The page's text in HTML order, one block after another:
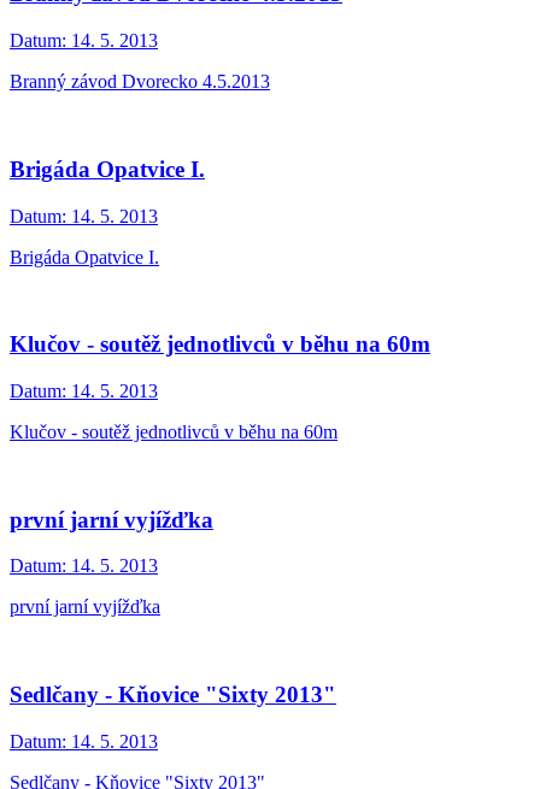
Datum: 14. 5. 2013
Branný závod Dvorecko 4.5.2013
Brigáda Opatvice I.
Datum: 14. 5. 2013
Brigáda Opatvice I.
Klučov - soutěž jednotlivců v běhu na 60m
Datum: 14. 5. 2013
Klučov - soutěž jednotlivců v běhu na 60m
první jarní vyjížďka
Datum: 14. 5. 2013
první jarní vyjížďka
Sedlčany - Kňovice "Sixty 2013"
Datum: 14. 5. 2013
Sedlčany - Kňovice "Sixty 2013"